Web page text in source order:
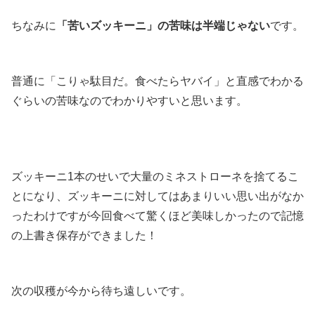
ちなみに 「苦いズッキーニ」の苦味は半端じゃないです。
普通に「こりゃ駄目だ。食べたらヤバイ」と直感でわかる
ぐらいの苦味なのでわかりやすいと思います。
ズッキーニ1本のせいで大量のミネストローネを捨てるこ
とになり、ズッキーニに対してはあまりいい思い出がなか
ったわけですが今回食べて驚くほど美味しかったので記憶
の上書き保存ができました！
次の収穫が今から待ち遠しいです。